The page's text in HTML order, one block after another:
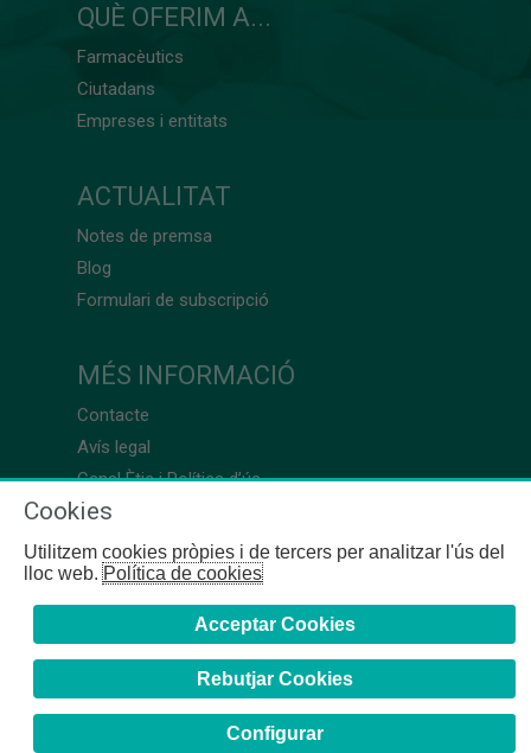
QUÈ OFERIM A...
Farmacèutics
Ciutadans
Empreses i entitats
ACTUALITAT
Notes de premsa
Blog
Formulari de subscripció
MÉS INFORMACIÓ
Contacte
Avís legal
Canal Ètic i Política d’ús
Cookies
Utilitzem cookies pròpies i de tercers per analitzar l'ús del
lloc web.Política de cookies
Acceptar Cookies
Rebutjar Cookies
Configurar